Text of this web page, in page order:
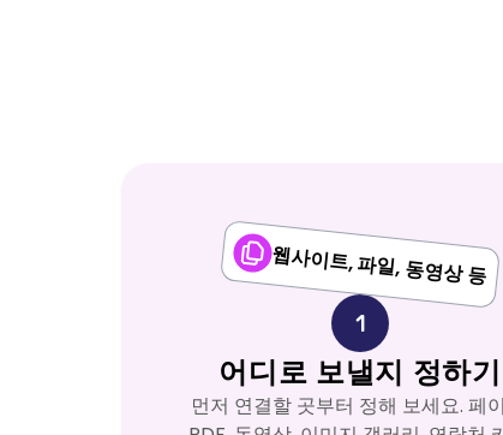
웹사이트, 파일, 동영상 등
1
어디로 보낼지 정하기
먼저 연결할 곳부터 정해 보세요. 페